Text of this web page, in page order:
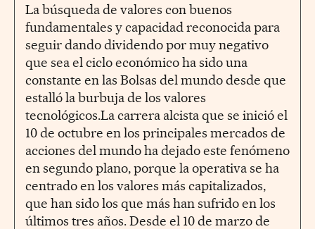
La búsqueda de valores con buenos
fundamentales y capacidad reconocida para
seguir dando dividendo por muy negativo
que sea el ciclo económico ha sido una
constante en las Bolsas del mundo desde que
estalló la burbuja de los valores
tecnológicos.La carrera alcista que se inició el
10 de octubre en los principales mercados de
acciones del mundo ha dejado este fenómeno
en segundo plano, porque la operativa se ha
centrado en los valores más capitalizados,
que han sido los que más han sufrido en los
últimos tres años. Desde el 10 de marzo de